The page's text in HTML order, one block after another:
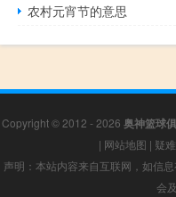
农村元宵节的意思
Copyright © 2012 - 2026 奥神篮球
| 网站地图 | 疑
声明：本站内容来自互联网，如信
会